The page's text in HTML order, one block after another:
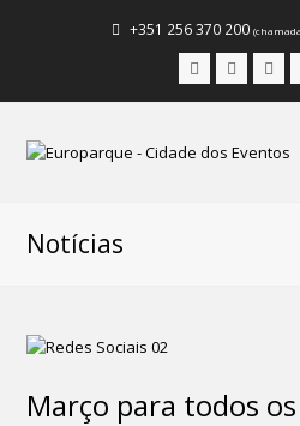
+351 256 370 200
Facebook
Notícias
Março para todos